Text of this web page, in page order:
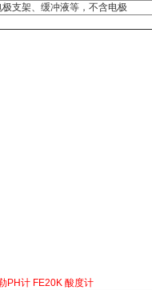
支架、缓冲液等，不含电极
PH计 FE20K 酸度计